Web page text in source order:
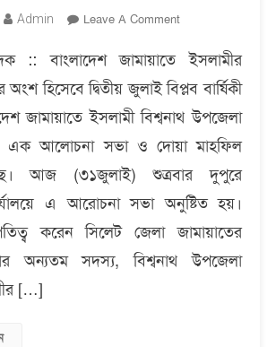
Admin Leave A CommentOn
জুলাই
বিপ্লব
উপলক্ষে
বিশ্বনাথ
জামায়াতের
আলোচনা
সভা
দোয়া
:: বাংলাদেশ জামায়াতে ইসলামীর
অংশ হিসেবে দ্বিতীয় জুলাই বিপ্লব বার্ষিকী
জামায়াতে ইসলামী বিশ্বনাথ উপজেলা
এক আলোচনা সভা ও দোয়া মাহফিল
আজ (৩১জুলাই) শুত্রবার দুপুরে
এ আরোচনা সভা অনুষ্টিত হয়।
করেন সিলেট জেলা জামায়াতের
অন্যতম সদস্য, বিশ্বনাথ উপজেলা
[…]